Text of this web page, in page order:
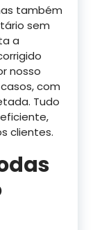
também
sem
a
nosso
com
Tudo
clientes.